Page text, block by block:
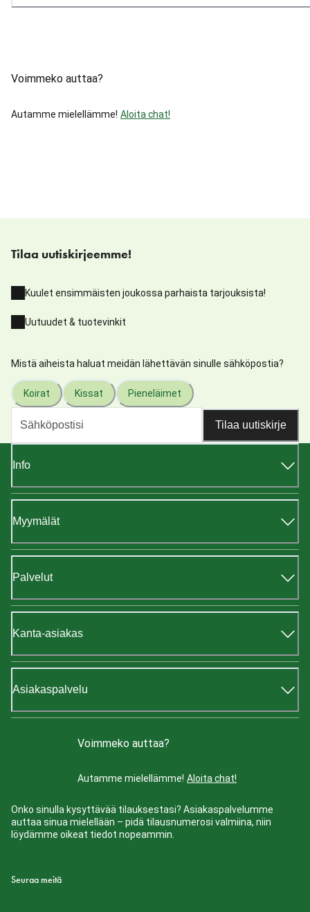
Voimmeko auttaa?
Autamme mielellämme! Aloita chat!
Tilaa uutiskirjeemme!
Kuulet ensimmäisten joukossa parhaista tarjouksista!
Uutuudet & tuotevinkit
Mistä aiheista haluat meidän lähettävän sinulle sähköpostia?
Koirat Kissat Pieneläimet
Tilaa uutiskirje
Info
Myymälät
Palvelut
Kanta-asiakas
Asiakaspalvelu
Voimmeko auttaa?
Autamme mielellämme! Aloita chat!
Onko sinulla kysyttävää tilauksestasi? Asiakaspalvelumme
auttaa sinua mielellään – pidä tilausnumerosi valmiina, niin
löydämme oikeat tiedot nopeammin.
Seuraa meitä